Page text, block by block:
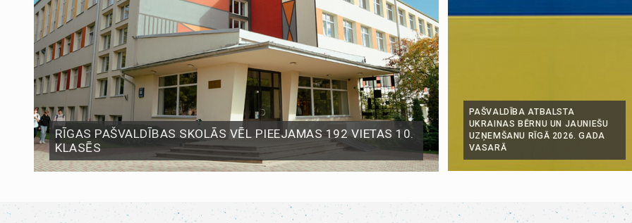
RĪGAS PAŠVALDĪBAS SKOLĀS VĒL PIEEJAMAS 192 VIETAS 10.
KLASĒS
PAŠVALDĪBA ATBALSTA
UKRAINAS BĒRNU UN JAUNIEŠU
UZŅEMŠANU RĪGĀ 2026. GADA
VASARĀ